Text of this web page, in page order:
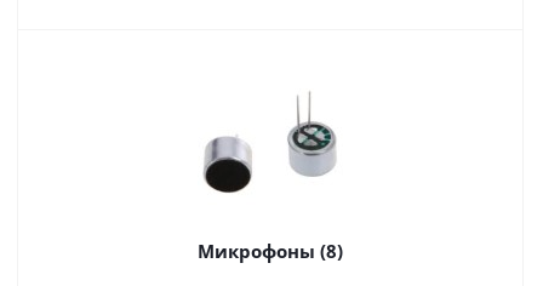
Микрофоны (8)